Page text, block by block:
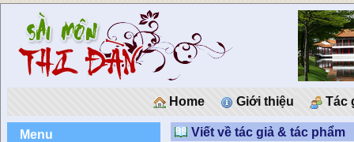
Home Giới thiệu Tác
Menu Viết về tác giả & tác phẩm